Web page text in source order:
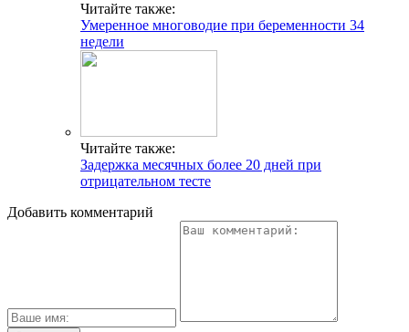
Читайте также:
Умеренное многоводие при беременности 34
недели
Читайте также:
Задержка месячных более 20 дней при
отрицательном тесте
Добавить комментарий